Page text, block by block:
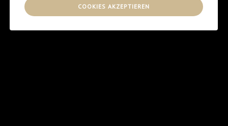
In 30 Jahren wird sich die Zahl der über 60-Jährigen
verdoppelt haben.
COOKIES AKZEPTIEREN